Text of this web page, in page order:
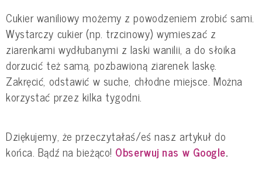
Cukier waniliowy możemy z powodzeniem zrobić sami.
Wystarczy cukier (np. trzcinowy) wymieszać z
ziarenkami wydłubanymi z laski wanilii, a do słoika
dorzucić też samą, pozbawioną ziarenek laskę.
Zakręcić, odstawić w suche, chłodne miejsce. Można
korzystać przez kilka tygodni.
Dziękujemy, że przeczytałaś/eś nasz artykuł do
końca. Bądź na bieżąco! Obserwuj nas w Google.